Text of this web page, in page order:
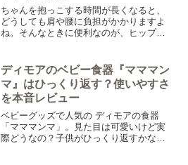
ちゃんを抱っこする時間が長くなると、
どうしても肩や腰に負担がかかりますよ
ね。そんなときに便利なのが、ヒップシ
ンを使った感想をもとに、メリット・デ
メリットを正直にレビューします。
ディモアのベビー食器『マママン
マ』はひっくり返す？使いやすさ
を本音レビュー
ベビーグッズで人気の ディモアの食器
「マママンマ」。見た目は可愛いけど実
際どうなの？子供がひっくり返すかな？